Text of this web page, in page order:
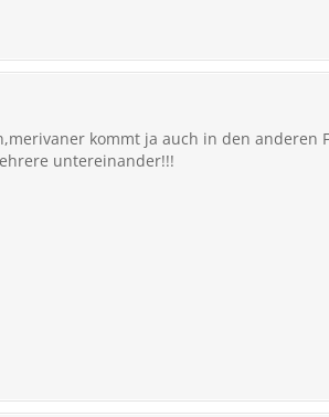
kommt ja auch in den anderen
untereinander!!!